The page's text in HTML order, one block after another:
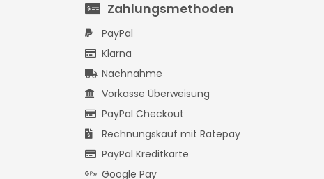
Zahlungsmethoden
PayPal
Klarna
Nachnahme
Vorkasse Überweisung
PayPal Checkout
Rechnungskauf mit Ratepay
PayPal Kreditkarte
Google Pay